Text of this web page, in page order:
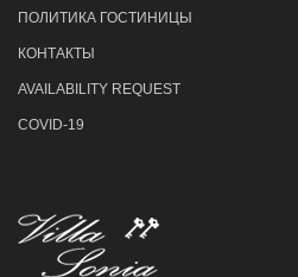
ПОЛИТИКА ГОСТИНИЦЫ
КОНТАКТЫ
AVAILABILITY REQUEST
COVID-19